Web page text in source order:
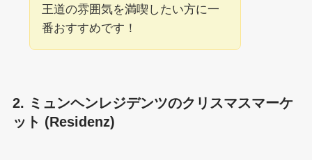
王道の雰囲気を満喫したい方に一
番おすすめです！
2. ミュンヘンレジデンツのクリスマスマーケ
ット (Residenz)